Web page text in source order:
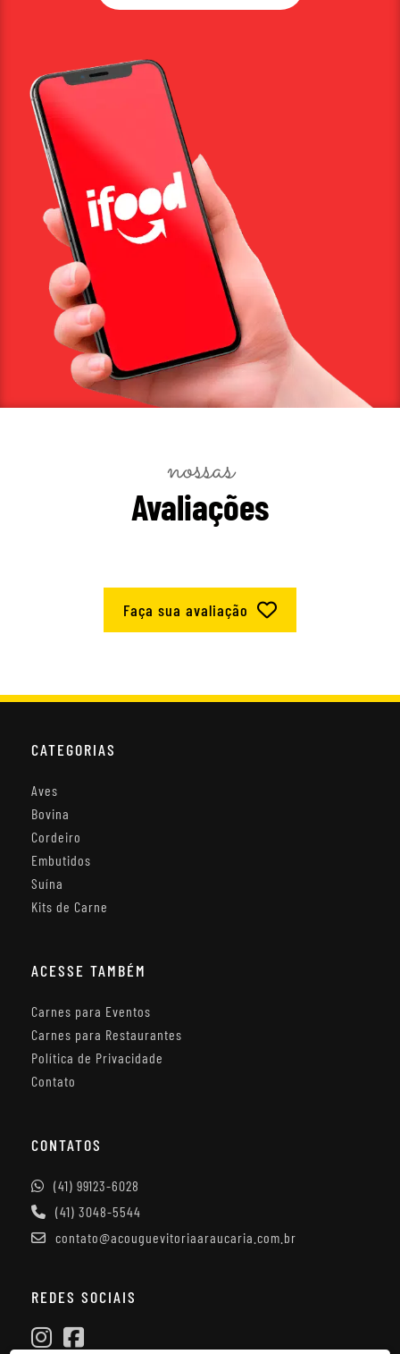
nossas
Avaliações
Faça sua avaliação
CATEGORIAS
Aves
Bovina
Cordeiro
Embutidos
Suína
Kits de Carne
ACESSE TAMBÉM
Carnes para Eventos
Carnes para Restaurantes
Política de Privacidade
Contato
CONTATOS
(41) 99123-6028
(41) 3048-5544
contato@acouguevitoriaaraucaria.com.br
REDES SOCIAIS